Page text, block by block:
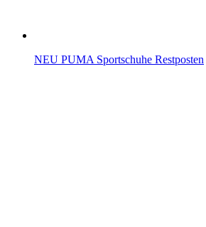
NEU PUMA Sportschuhe Restposten